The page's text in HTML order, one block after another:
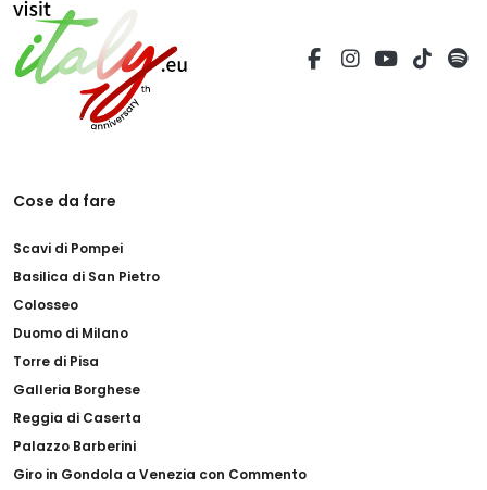
Cose da fare
Scavi di Pompei
Basilica di San Pietro
Colosseo
Duomo di Milano
Torre di Pisa
Galleria Borghese
Reggia di Caserta
Palazzo Barberini
Giro in Gondola a Venezia con Commento